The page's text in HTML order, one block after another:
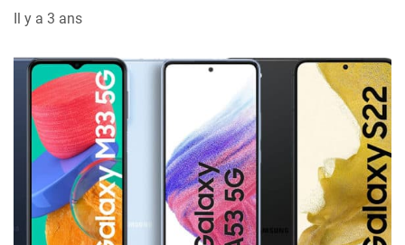
Il y a 3 ans